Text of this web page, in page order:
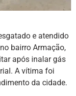
e atendido
bairro Armação,
após inalar gás
A vítima foi
da cidade.